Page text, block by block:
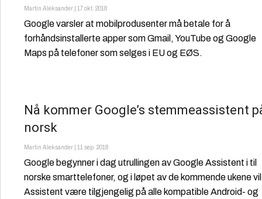
Martin Aleksander 17 okt. 2018
Google varsler at mobilprodusenter må betale for å
forhåndsinstallerte apper som Gmail, YouTube og Google
Maps på telefoner som selges i EU og EØS.
Nå kommer Google’s stemmeassistent
norsk
Martin Aleksander 11 sep. 2018
Google begynner i dag utrullingen av Google Assistent i til
norske smarttelefoner, og i løpet av de kommende ukene vil
Assistent være tilgjengelig på alle kompatible Android- og